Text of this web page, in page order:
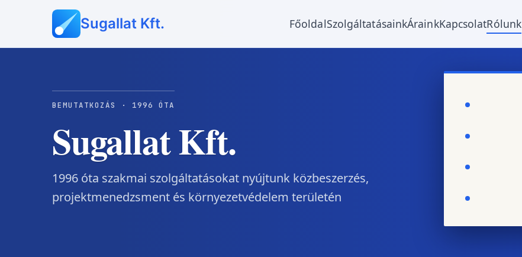
Sugallat Kft. FőoldalSzolgáltatásainkÁrainkKapcsolatRólunk
BEMUTATKOZÁS · 1996 ÓTA
Sugallat Kft.
1996 óta szakmai szolgáltatásokat nyújtunk közbeszerzés,
projektmenedzsment és környezetvédelem területén